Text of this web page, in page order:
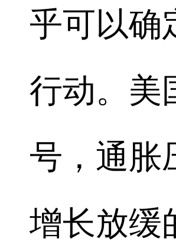
乎可以确
行动。美
号，通胀
增长放缓